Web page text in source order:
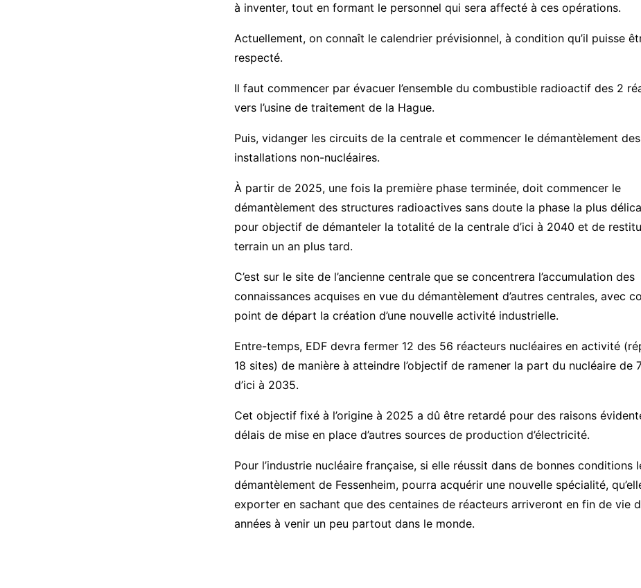
à inventer, tout en formant le personnel qui sera affecté à ces opérations.
Actuellement, on connaît le calendrier prévisionnel, à condition qu’il puisse
respecté.
Il faut commencer par évacuer l’ensemble du combustible radioactif des 2
vers l’usine de traitement de la Hague.
Puis, vidanger les circuits de la centrale et commencer le démantèlement des
installations non-nucléaires.
À partir de 2025, une fois la première phase terminée, doit commencer le
démantèlement des structures radioactives sans doute la phase la plus
pour objectif de démanteler la totalité de la centrale d’ici à 2040 et de
terrain un an plus tard.
C’est sur le site de l’ancienne centrale que se concentrera l’accumulation des
connaissances acquises en vue du démantèlement d’autres centrales, avec
point de départ la création d’une nouvelle activité industrielle.
Entre-temps, EDF devra fermer 12 des 56 réacteurs nucléaires en activité
18 sites) de manière à atteindre l’objectif de ramener la part du nucléaire de
d’ici à 2035.
Cet objectif fixé à l’origine à 2025 a dû être retardé pour des raisons
délais de mise en place d’autres sources de production d’électricité.
Pour l’industrie nucléaire française, si elle réussit dans de bonnes conditions
démantèlement de Fessenheim, pourra acquérir une nouvelle spécialité,
exporter en sachant que des centaines de réacteurs arriveront en fin de vie
années à venir un peu partout dans le monde.